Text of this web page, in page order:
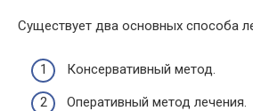
Существует два основных способа
Консервативный метод.
Оперативный метод лечения.